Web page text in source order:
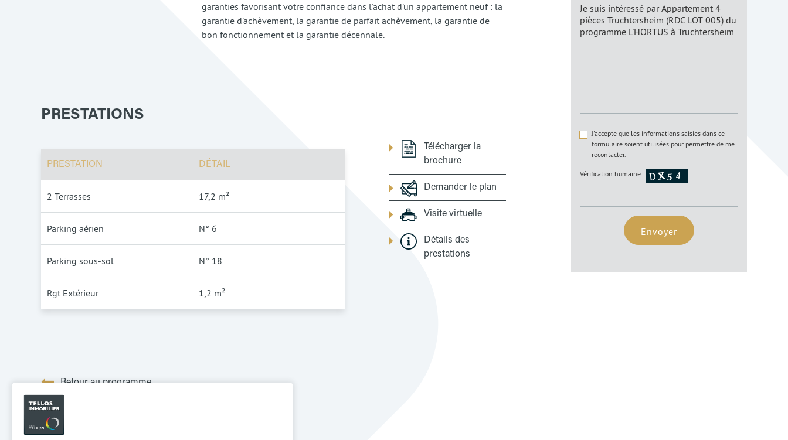
garanties favorisant votre confiance dans l’achat d’un appartement neuf : la
garantie d’achèvement, la garantie de parfait achèvement, la garantie de
bon fonctionnement et la garantie décennale.
PRESTATIONS
PRESTATION DÉTAIL
2 Terrasses 17,2 m²
Parking aérien N° 6
Parking sous-sol N° 18
Rgt Extérieur 1,2 m²
Télécharger la
brochure
Demander le plan
Visite virtuelle
Détails des
prestations
Retour au programme
J'accepte que les informations saisies dans ce
formulaire soient utilisées pour permettre de me
recontacter.
Vérification humaine :
Envoyer